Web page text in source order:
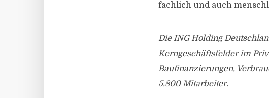
fachlich und auch
Die ING Holding
Kerngeschäftsfelder im
Baufinanzierungen,
5.800 Mitarbeiter.